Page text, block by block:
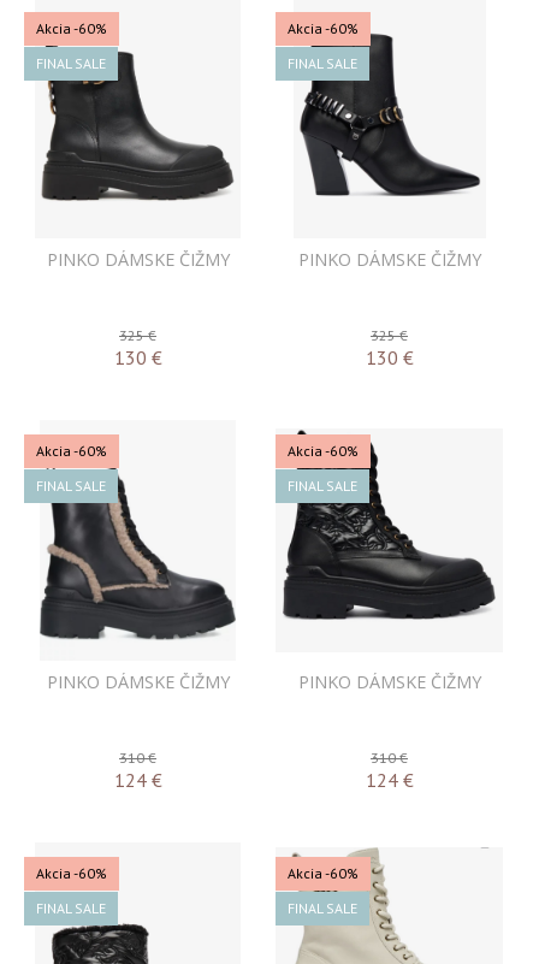
Akcia -60%
FINAL SALE
PINKO DÁMSKE ČIŽMY
325 €
130 €
Akcia -60%
FINAL SALE
PINKO DÁMSKE ČIŽMY
325 €
130 €
Akcia -60%
FINAL SALE
PINKO DÁMSKE ČIŽMY
310 €
124 €
Akcia -60%
FINAL SALE
PINKO DÁMSKE ČIŽMY
310 €
124 €
Akcia -60%
FINAL SALE
Akcia -60%
FINAL SALE